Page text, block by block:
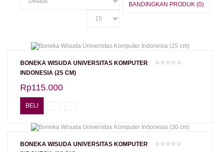
BANDINGKAN PRODUK (0)
BONEKA WISUDA UNIVERSITAS KOMPUTER
INDONESIA (25 CM)
Rp115.000
BELI
BONEKA WISUDA UNIVERSITAS KOMPUTER